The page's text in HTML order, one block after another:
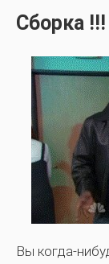
Сборка !!!
Вы когда-